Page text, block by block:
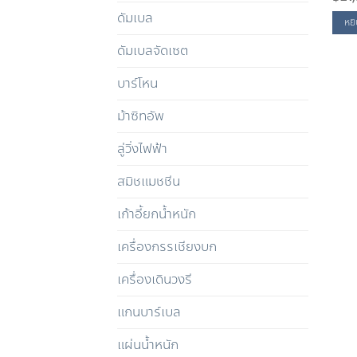
ดัมเบล
ดัมเบลจัดเซต
บาร์โหน
ม้าซิทอัพ
ลู่วิ่งไฟฟ้า
สมิชแมชชีน
เก้าอี้ยกน้ำหนัก
เครื่องกรรเชียงบก
เครื่องเดินวงรี
แกนบาร์เบล
แผ่นน้ำหนัก
ห